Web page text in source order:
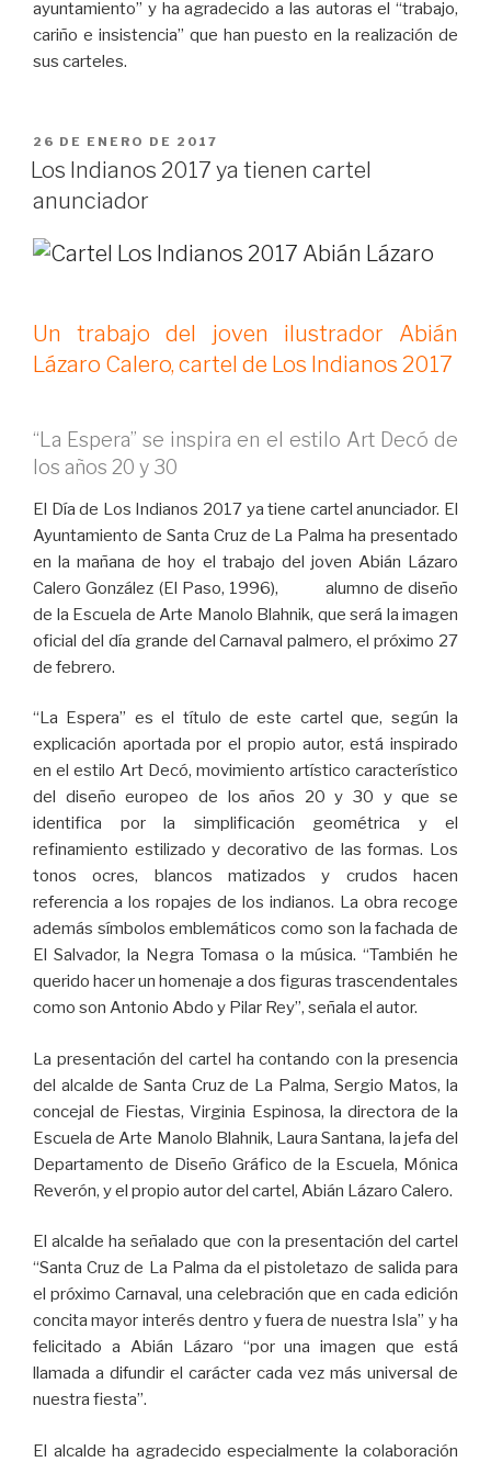
ayuntamiento” y ha agradecido a las autoras el “trabajo,
cariño e insistencia” que han puesto en la realización de
sus carteles.
PUBLICADO
EL
26 DE ENERO DE 2017
Los Indianos 2017 ya tienen cartel
anunciador
Un trabajo del joven ilustrador Abián
Lázaro Calero, cartel de Los Indianos 2017
“La Espera” se inspira en el estilo Art Decó de
los años 20 y 30
El Día de Los Indianos 2017 ya tiene cartel anunciador. El
Ayuntamiento de Santa Cruz de La Palma ha presentado
en la mañana de hoy el trabajo del joven Abián Lázaro
Calero González (El Paso, 1996), alumno de diseño
de la Escuela de Arte Manolo Blahnik, que será la imagen
oficial del día grande del Carnaval palmero, el próximo 27
de febrero.
“La Espera” es el título de este cartel que, según la
explicación aportada por el propio autor, está inspirado
en el estilo Art Decó, movimiento artístico característico
del diseño europeo de los años 20 y 30 y que se
identifica por la simplificación geométrica y el
refinamiento estilizado y decorativo de las formas. Los
tonos ocres, blancos matizados y crudos hacen
referencia a los ropajes de los indianos. La obra recoge
además símbolos emblemáticos como son la fachada de
El Salvador, la Negra Tomasa o la música. “También he
querido hacer un homenaje a dos figuras trascendentales
como son Antonio Abdo y Pilar Rey”, señala el autor.
La presentación del cartel ha contando con la presencia
del alcalde de Santa Cruz de La Palma, Sergio Matos, la
concejal de Fiestas, Virginia Espinosa, la directora de la
Escuela de Arte Manolo Blahnik, Laura Santana, la jefa del
Departamento de Diseño Gráfico de la Escuela, Mónica
Reverón, y el propio autor del cartel, Abián Lázaro Calero.
El alcalde ha señalado que con la presentación del cartel
“Santa Cruz de La Palma da el pistoletazo de salida para
el próximo Carnaval, una celebración que en cada edición
concita mayor interés dentro y fuera de nuestra Isla” y ha
felicitado a Abián Lázaro “por una imagen que está
llamada a difundir el carácter cada vez más universal de
nuestra fiesta”.
El alcalde ha agradecido especialmente la colaboración